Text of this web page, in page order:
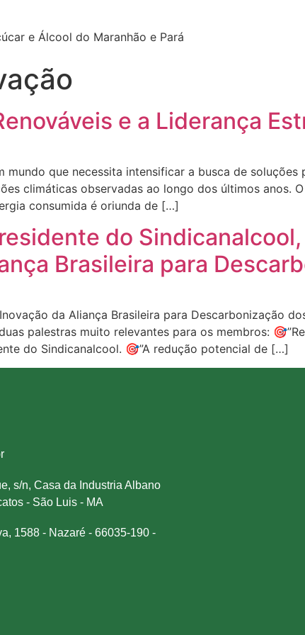
e Álcool do Maranhão e Pará
e a Liderança
que necessita intensificar a busca de
climáticas observadas ao longo dos últimos anos.
consumida é oriunda de […]
do
Brasileira para
da Aliança Brasileira para Descarbonização
palestras muito relevantes para os membros:
do Sindicanalcool. 🎯”A redução potencial de […]
s/n, Casa da Industria Albano
- São Luis - MA
1588 - Nazaré - 66035-190 -